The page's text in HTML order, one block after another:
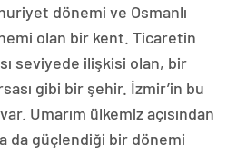
dönemi ve Osmanlı
olan bir kent. Ticaretin
seviyede ilişkisi olan, bir
gibi bir şehir. İzmir’in bu
Umarım ülkemiz açısından
da güçlendiği bir dönemi